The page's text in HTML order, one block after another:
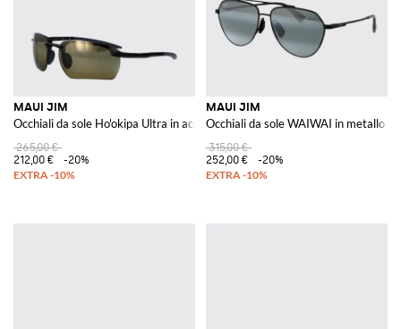
MAUI JIM
Occhiali da sole Ho'okipa Ultra in acetato
265,00 €
212,00 €
-20%
MAUI JIM
Occhiali da sole WAIWAI in metallo
315,00 €
252,00 €
-20%